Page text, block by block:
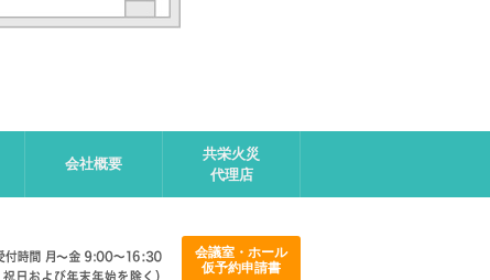
会社概要
共栄火災
代理店
会議室・ホール
仮予約申請書